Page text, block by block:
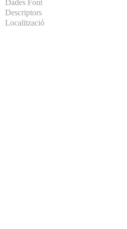
Dades Font
Descriptors
Localització